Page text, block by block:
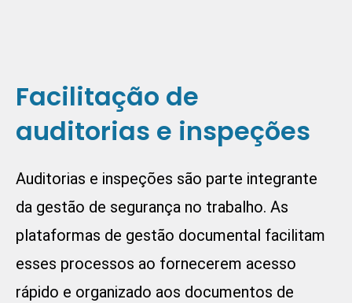
Facilitação de
auditorias e inspeções
Auditorias e inspeções são parte integrante
da gestão de segurança no trabalho. As
plataformas de gestão documental facilitam
esses processos ao fornecerem acesso
rápido e organizado aos documentos de